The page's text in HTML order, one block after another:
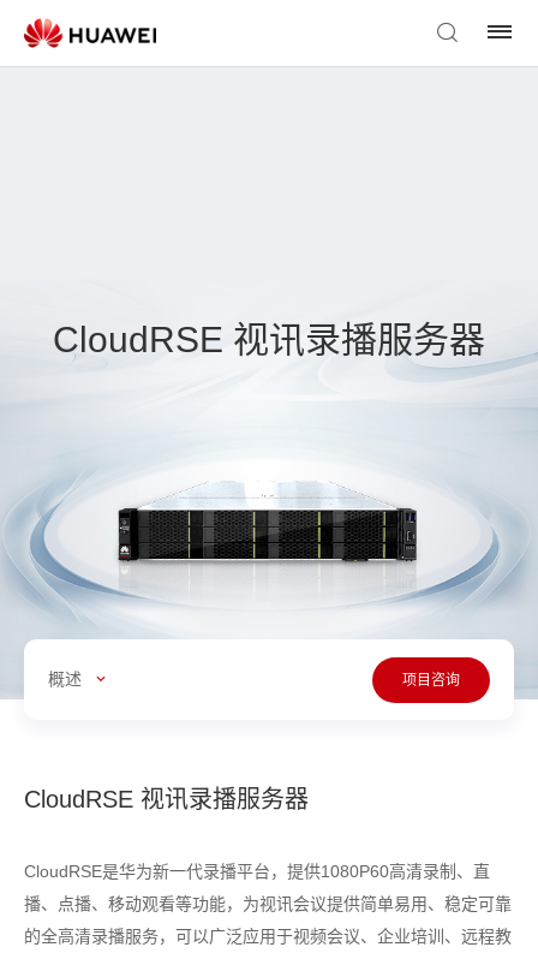
CloudRSE 视讯录播服务器
概述 项目咨询
CloudRSE 视讯录播服务器
CloudRSE是华为新一代录播平台，提供1080P60高清录制、直
播、点播、移动观看等功能，为视讯会议提供简单易用、稳定可靠
的全高清录播服务，可以广泛应用于视频会议、企业培训、远程教